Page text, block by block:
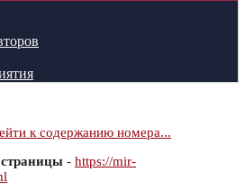
к содержанию номера...
- https://mir-